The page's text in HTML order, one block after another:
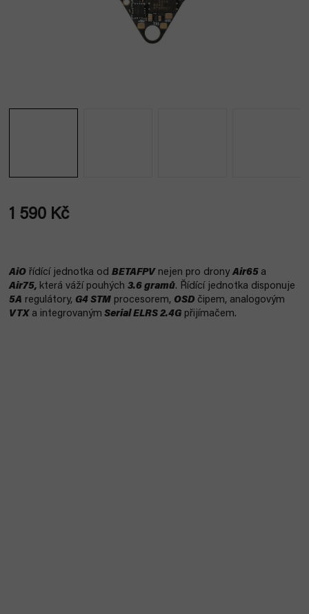
1 590 Kč
AiO řídící jednotka od BETAFPV nejen pro drony Air65 a
Air75, která váží pouhých 3.6 gramů. Řídící jednotka disponuje
5A regulátory, G4 STM procesorem, OSD čipem, analogovým
VTX a integrovaným Serial ELRS 2.4G přijímačem.